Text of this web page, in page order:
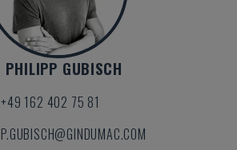
PHILIPP GUBISCH
+49 162 402 75 81
P.GUBISCH@GINDUMAC.COM